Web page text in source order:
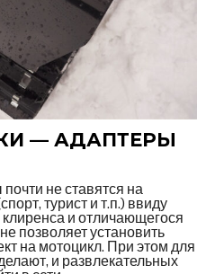
— АДАПТЕРЫ
не ставятся на
турист и т.п.) ввиду
и отличающегося
позволяет установить
на мотоцикл. При этом для
и развлекательных